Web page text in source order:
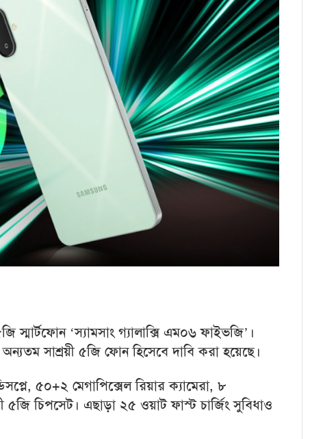
স্মার্টফোন ‘স্যামসাং গ্যালাক্সি এম০৬ ফাইভজি’।
সাশ্রয়ী ৫জি ফোন হিসেবে দাবি করা হয়েছে।
৫০+২ মেগাপিক্সেল রিয়ার ক্যামেরা, ৮
৫জি চিপসেট। এছাড়া ২৫ ওয়াট ফাস্ট চার্জিং সুবিধাও